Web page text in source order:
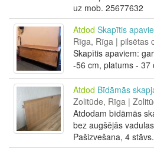
uz mob. 25677632
Atdod Skapītis
Rīga, Rīga | pilsētas
Skapītis apaviem:
-56 cm, platums - 37
Atdod Bīdāmās
Zolitūde, Rīga |
Atdodam bīdāmās
bez augšējās
Pašizvešana, 4 stāvs.